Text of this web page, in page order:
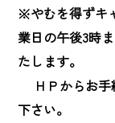
※やむを得ずキ
業日の午後3時
たします。
ＨＰからお手
下さい。